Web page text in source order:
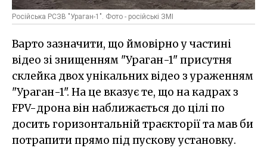
Російська РСЗВ "Ураган-1". Фото - російські ЗМІ
Варто зазначити, що ймовірно у частині
відео зі знищенням "Ураган-1" присутня
склейка двох унікальних відео з ураженням
"Ураган-1". На це вказує те, що на кадрах з
FPV-дрона він наближається до цілі по
досить горизонтальній траєкторії та мав би
потрапити прямо під пускову установку.